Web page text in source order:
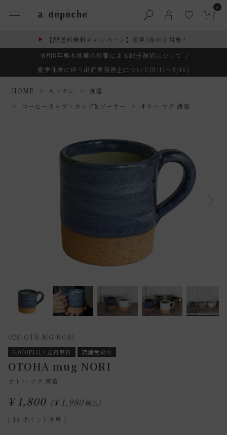
0
【配送料無料キャンペーン】家具1点から対象！
令和8年熊本地震の影響による配送遅延について
/
夏季休業に伴う出荷業務停止について(8/11～8/16)
HOME キッチン
食器
コーヒーカップ・カップ&ソーサー
オトハ マグ 海苔
020-OTH-MG-NORI
5,000円以上送料無料 店舗受取可
OTOHA mug NORI
オトハ マグ 海苔
¥ 1,800 ¥ 1,980税込
[ 18 ポイント進呈 ]